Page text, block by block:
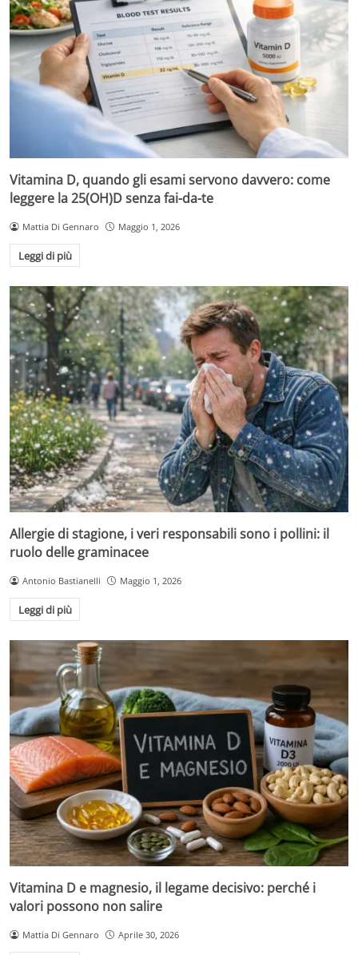
Vitamina D, quando gli esami servono davvero: come
leggere la 25(OH)D senza fai-da-te
Mattia Di Gennaro Maggio 1, 2026
Leggi di più
Allergie di stagione, i veri responsabili sono i pollini: il
ruolo delle graminacee
Antonio Bastianelli Maggio 1, 2026
Leggi di più
Vitamina D e magnesio, il legame decisivo: perché i
valori possono non salire
Mattia Di Gennaro Aprile 30, 2026